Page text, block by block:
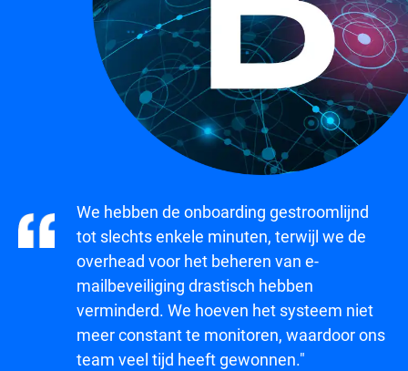
We hebben de onboarding gestroomlijnd
tot slechts enkele minuten, terwijl we de
overhead voor het beheren van e-
mailbeveiliging drastisch hebben
verminderd. We hoeven het systeem niet
meer constant te monitoren, waardoor ons
team veel tijd heeft gewonnen."